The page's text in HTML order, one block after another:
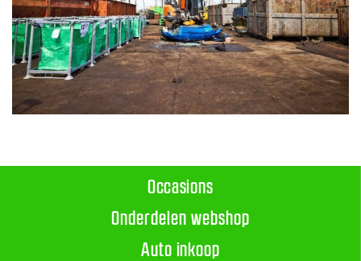
Occasions
Onderdelen webshop
Auto inkoop